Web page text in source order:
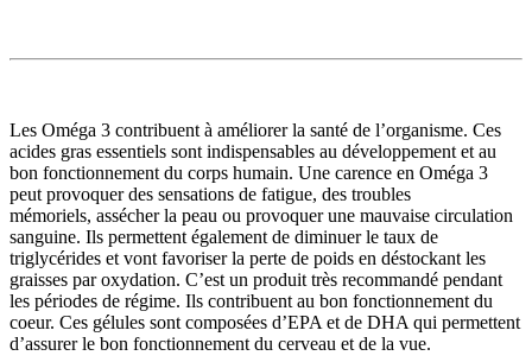
Les Oméga 3 contribuent à améliorer la santé de l’organisme. Ces
acides gras essentiels sont indispensables au développement et au
bon fonctionnement du corps humain. Une carence en Oméga 3
peut provoquer des sensations de fatigue, des troubles
mémoriels, assécher la peau ou provoquer une mauvaise circulation
sanguine. Ils permettent également de diminuer le taux de
triglycérides et vont favoriser la perte de poids en déstockant les
graisses par oxydation. C’est un produit très recommandé pendant
les périodes de régime. Ils contribuent au bon fonctionnement du
coeur. Ces gélules sont composées d’EPA et de DHA qui permettent
d’assurer le bon fonctionnement du cerveau et de la vue.